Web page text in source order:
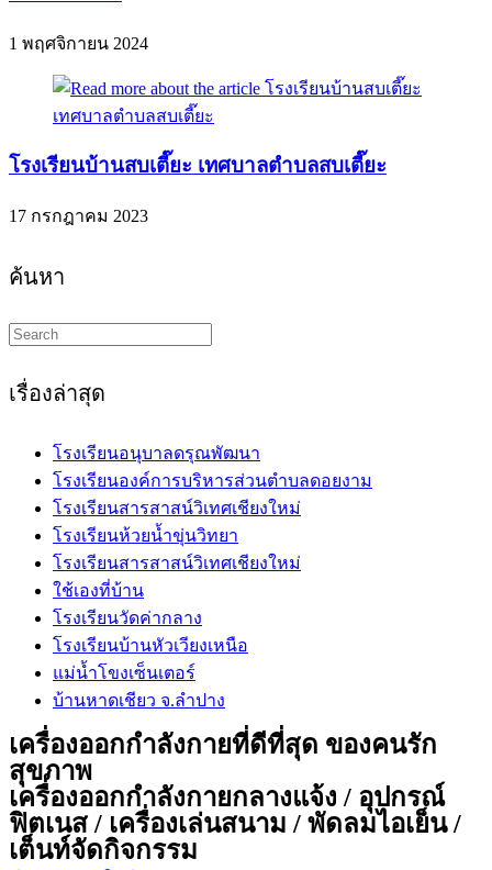
1 พฤศจิกายน 2024
โรงเรียนบ้านสบเตี๊ยะ เทศบาลตำบลสบเตี๊ยะ
17 กรกฎาคม 2023
ค้นหา
Search
this
เรื่องล่าสุด
โรงเรียนอนุบาลดรุณพัฒนา
โรงเรียนองค์การบริหารส่วนตำบลดอยงาม
โรงเรียนสารสาสน์วิเทศเชียงใหม่
โรงเรียนห้วยน้ำขุ่นวิทยา
โรงเรียนสารสาสน์วิเทศเชียงใหม่
ใช้เองที่บ้าน
โรงเรียนวัดค่ากลาง
โรงเรียนบ้านหัวเวียงเหนือ
แม่น้ำโขงเซ็นเตอร์
บ้านหาดเชียว จ.ลำปาง
เครื่องออกกำลังกายที่ดีที่สุด ของคนรัก
สุขภาพ
เครื่องออกกำลังกายกลางแจ้ง / อุปกรณ์
ฟิตเนส / เครื่องเล่นสนาม / พัดลมไอเย็น /
เต็นท์จัดกิจกรรม